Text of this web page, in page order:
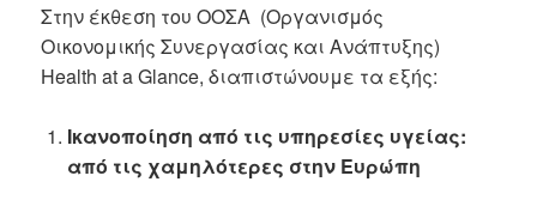
Στην έκθεση του ΟΟΣΑ (Οργανισμός
Οικονομικής Συνεργασίας και Ανάπτυξης)
Health at a Glance, διαπιστώνουμε τα εξής:
Ικανοποίηση από τις υπηρεσίες υγείας:
από τις χαμηλότερες στην Ευρώπη